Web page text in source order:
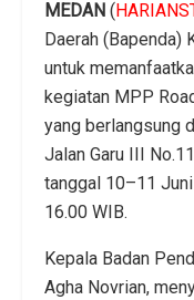
MEDAN (
Daerah (Bapenda)
untuk
kegiatan MPP
yang berlangsung
Jalan Garu III
tanggal 10–11
16.00 WIB.
Kepala Badan
Agha Novrian,